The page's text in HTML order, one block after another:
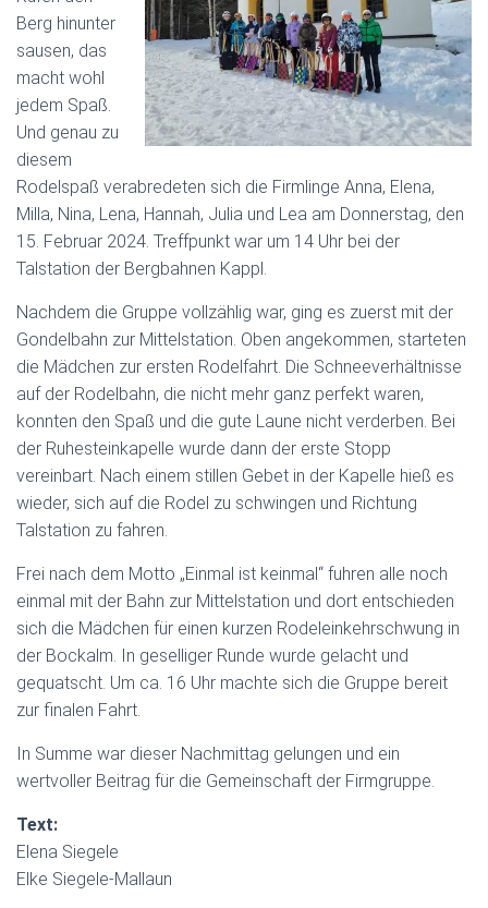
N
Berg hinunter
sausen, das
macht wohl
jedem Spaß.
Und genau zu
diesem
Rodelspaß verabredeten sich die Firmlinge Anna, Elena,
Milla, Nina, Lena, Hannah, Julia und Lea am Donnerstag, den
15. Februar 2024. Treffpunkt war um 14 Uhr bei der
Talstation der Bergbahnen Kappl.
Nachdem die Gruppe vollzählig war, ging es zuerst mit der
Gondelbahn zur Mittelstation. Oben angekommen, starteten
die Mädchen zur ersten Rodelfahrt. Die Schneeverhältnisse
auf der Rodelbahn, die nicht mehr ganz perfekt waren,
konnten den Spaß und die gute Laune nicht verderben. Bei
der Ruhesteinkapelle wurde dann der erste Stopp
vereinbart. Nach einem stillen Gebet in der Kapelle hieß es
wieder, sich auf die Rodel zu schwingen und Richtung
Talstation zu fahren.
Frei nach dem Motto „Einmal ist keinmal“ fuhren alle noch
einmal mit der Bahn zur Mittelstation und dort entschieden
sich die Mädchen für einen kurzen Rodeleinkehrschwung in
der Bockalm. In geselliger Runde wurde gelacht und
gequatscht. Um ca. 16 Uhr machte sich die Gruppe bereit
zur finalen Fahrt.
In Summe war dieser Nachmittag gelungen und ein
wertvoller Beitrag für die Gemeinschaft der Firmgruppe.
Text:
Elena Siegele
Elke Siegele-Mallaun